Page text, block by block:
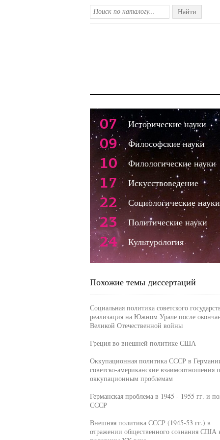
Найти
07 Исторические науки
09 Философские науки
10 Филологические науки
17 Искусствоведение
22 Социологические науки
23 Политические науки
24 Культурология
Похожие темы диссертаций
Социальная политика советского
реализация на Южном Урале после
Великой Отечественной войны
Греция во внешней политике США
Оккупационная политика СССР в
советско-американские взаимоотношения
оккупационным проблемам
Германская проблема в 1945 - 1955 гг. и
СССР
Внешняя политика СССР (1945-53 гг.) в
отражении общественного сознания США